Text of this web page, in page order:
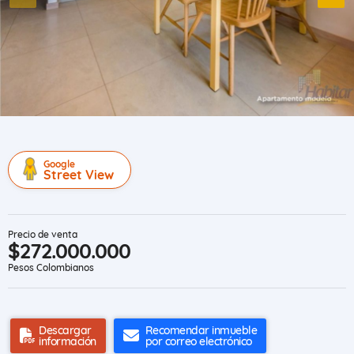
Google
Street View
Precio de venta
$272.000.000
Pesos Colombianos
Descargar
información
Recomendar inmueble
por correo electrónico